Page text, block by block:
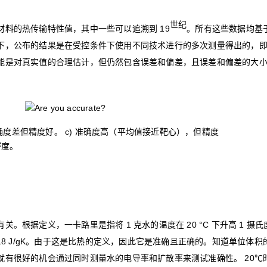
料的热传输特性值，其中一些可以追溯到 19世纪。所有这些数据均基
，公布的结果是在受控条件下使用不同技术进行的多次测量得出的，
是对真实值的合理估计，但仍然包含误差和偏差，且误差和偏差的大
差但精度好。 c) 准确度高（平均值接近靶心），但精度
。
关。根据定义，一卡路里是指将 1 克水的温度在 20 °C 下升高 1 摄
J/gK。由于这是比热的定义，因此它是准确且正确的。知道单位体
有很好的机会通过同时测量水的电导率和扩散率来测试准确性。 20℃